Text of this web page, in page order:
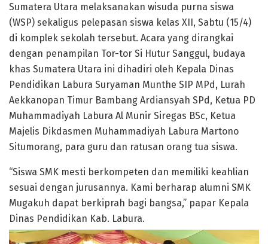
Sumatera Utara melaksanakan wisuda purna siswa
(WSP) sekaligus pelepasan siswa kelas XII, Sabtu (15/4)
di komplek sekolah tersebut. Acara yang dirangkai
dengan penampilan Tor-tor Si Hutur Sanggul, budaya
khas Sumatera Utara ini dihadiri oleh Kepala Dinas
Pendidikan Labura Suryaman Munthe SIP MPd, Lurah
Aekkanopan Timur Bambang Ardiansyah SPd, Ketua PD
Muhammadiyah Labura Al Munir Siregas BSc, Ketua
Majelis Dikdasmen Muhammadiyah Labura Martono
Situmorang, para guru dan ratusan orang tua siswa.
“Siswa SMK mesti berkompeten dan memiliki keahlian
sesuai dengan jurusannya. Kami berharap alumni SMK
Mugakuh dapat berkiprah bagi bangsa,” papar Kepala
Dinas Pendidikan Kab. Labura.